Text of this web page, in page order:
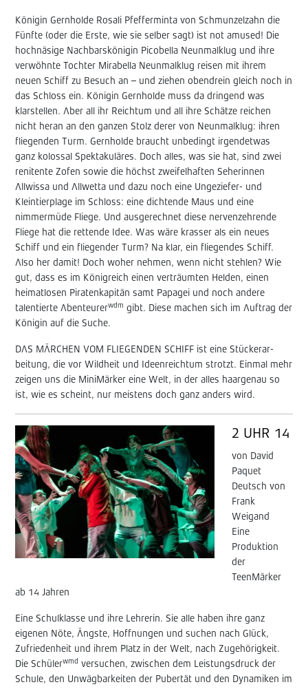
Königin Gernholde Rosali Pfefferminta von Schmunzelzahn die
Fünfte (oder die Erste, wie sie selber sagt) ist not amused! Die
hochnäsige Nachbarskönigin Picobella Neunmalklug und ihre
verwöhnte Tochter Mirabella Neunmalklug reisen mit ihrem
neuen Schiff zu Besuch an – und ziehen obendrein gleich noch in
das Schloss ein. Königin Gernholde muss da dringend was
klarstellen. Aber all ihr Reichtum und all ihre Schätze reichen
nicht heran an den ganzen Stolz derer von Neunmalklug: ihren
fliegenden Turm. Gernholde braucht unbedingt irgendetwas
ganz kolossal Spektakuläres. Doch alles, was sie hat, sind zwei
renitente Zofen sowie die höchst zweifelhaften Seherinnen
Allwissa und Allwetta und dazu noch eine Ungeziefer- und
Kleintierplage im Schloss: eine dichtende Maus und eine
nimmermüde Fliege. Und ausgerechnet diese nervenzehrende
Fliege hat die rettende Idee. Was wäre krasser als ein neues
Schiff und ein fliegender Turm? Na klar, ein fliegendes Schiff.
Also her damit! Doch woher nehmen, wenn nicht stehlen? Wie
gut, dass es im Königreich einen verträumten Helden, einen
heimatlosen Piratenkapitän samt Papagei und noch andere
talentierte Abenteurerwdm gibt. Diese machen sich im Auftrag der
Königin auf die Suche.
DAS MÄRCHEN VOM FLIEGENDEN SCHIFF ist eine Stückerar-
beitung, die vor Wildheit und Ideenreichtum strotzt. Einmal mehr
zeigen uns die MiniMärker eine Welt, in der alles haargenau so
ist, wie es scheint, nur meistens doch ganz anders wird.
2 UHR 14
von David
Paquet
Deutsch von
Frank
Weigand
Eine
Produktion
der
TeenMärker
ab 14 Jahren
Eine Schulklasse und ihre Lehrerin. Sie alle haben ihre ganz
eigenen Nöte, Ängste, Hoffnungen und suchen nach Glück,
Zufriedenheit und ihrem Platz in der Welt, nach Zugehörigkeit.
Die Schülerwmd versuchen, zwischen dem Leistungsdruck der
Schule, den Unwägbarkeiten der Pubertät und den Dynamiken im